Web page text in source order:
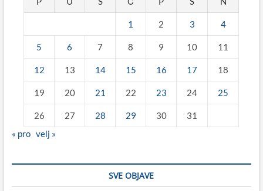
1 2 3 4
5 6 7 8 9 10 11
12 13 14 15 16 17 18
19 20 21 22 23 24 25
26 27 28 29 30
31
« pro velj »
SVE OBJAVE